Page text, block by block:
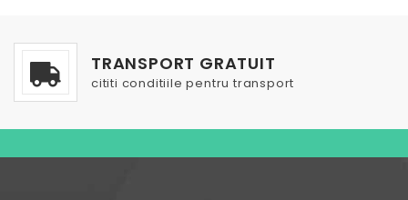
TRANSPORT GRATUIT
cititi conditiile pentru transport